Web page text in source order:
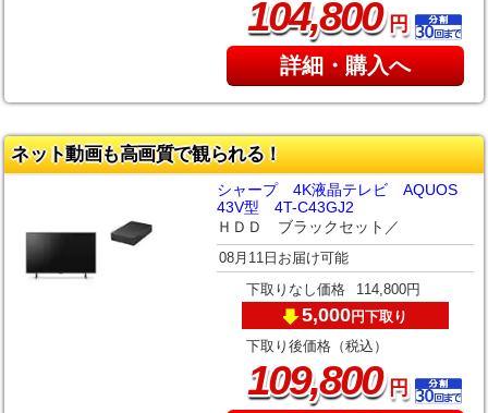
104,800円
詳細・購入へ
ネット動画も高画質で観られる！
シャープ 4K液晶テレビ AQUOS
43V型 4T-C43GJ2
ＨＤＤ ブラックセット／
08月11日お届け可能
下取りなし価格 114,800円
5,000円下取り
下取り後価格（税込）
109,800円